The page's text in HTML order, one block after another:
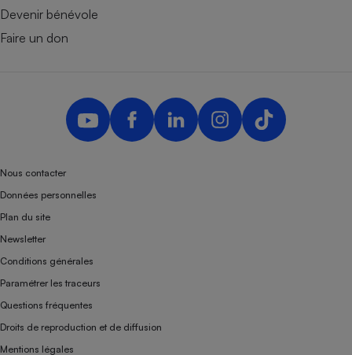
Devenir bénévole
Faire un don
Nous contacter
Données personnelles
Plan du site
Newsletter
Conditions générales
Paramétrer les traceurs
Questions fréquentes
Droits de reproduction et de diffusion
Mentions légales